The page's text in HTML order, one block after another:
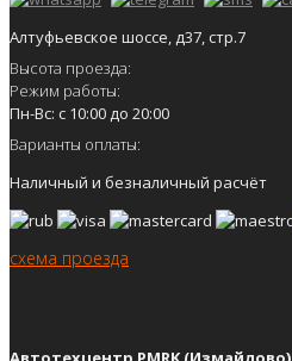
Алтуфьевское шоссе, д37, стр.7
Высота проезда:
Режим работы:
Пн-Вс: с 10:00 до 20:00
Варианты оплаты:
Наличный и безналичный расчёт
схема проезда